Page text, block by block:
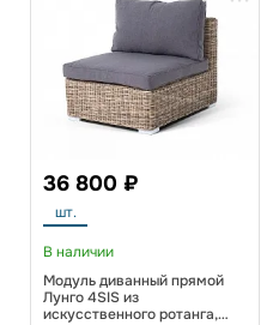
36 800 ₽
шт.
В наличии
Модуль диванный прямой
Лунго 4SIS из
искусственного ротанга,